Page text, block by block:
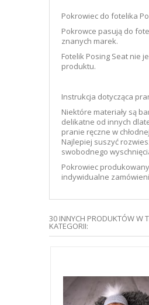
Pokrowiec do fotelika
Pokrowce pasują do
znanych marek.
Fotelik Posing Seat nie
produktu.
Instrukcja dotycząca
Niektóre materiały są
delikatne od innych
pranie ręczne w
Najlepiej suszyć
swobodnego
Pokrowiec
indywidualne
30 INNYCH PRODUKTÓW W
KATEGORII: